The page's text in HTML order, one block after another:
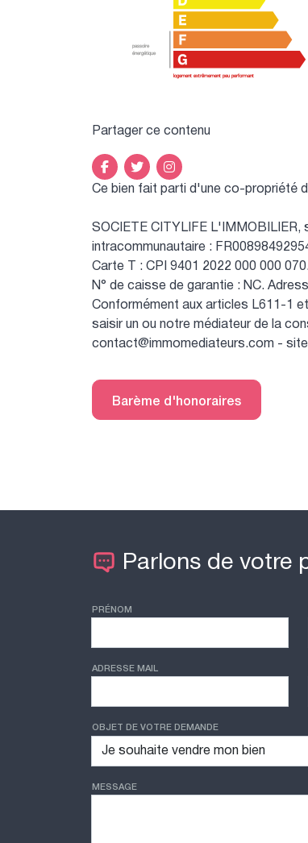
passoire
énergétique
logement extrêmement peu performant
Partager ce contenu
Ce bien fait parti d'une co-propriété
SOCIETE CITYLIFE
intracommunautaire :
Carte T : CPI 9401 2022 000 000 070.
N° de caisse de garantie : NC.
Conformément aux articles L611-1
saisir un ou notre médiateur de la
contact@immomediateurs.com -
Barème d'honoraires
Parlons de votre
PRÉNOM
ADRESSE MAIL
OBJET DE VOTRE DEMANDE
MESSAGE